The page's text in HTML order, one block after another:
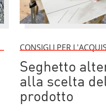
CONSIGLI PER
Seghetto
alla scelta
prodotto